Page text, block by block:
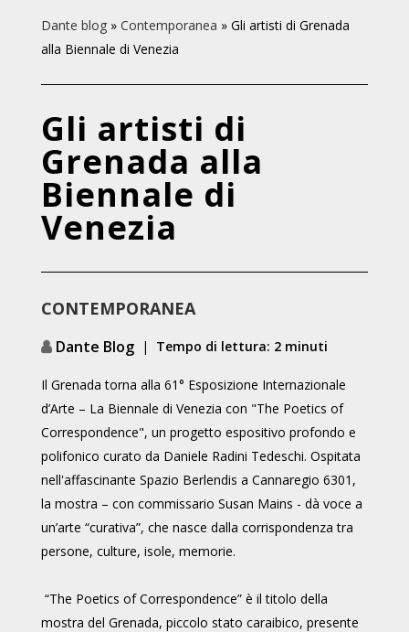
Dante blog» Contemporanea » Gli artisti di Grenada
alla Biennale di Venezia
Gli artisti di
Grenada alla
Biennale di
Venezia
CONTEMPORANEA
Dante Blog | Tempo di lettura: 2 minuti
Il Grenada torna alla 61° Esposizione Internazionale
d’Arte – La Biennale di Venezia con "The Poetics of
Correspondence", un progetto espositivo profondo e
polifonico curato da Daniele Radini Tedeschi. Ospitata
nell'affascinante Spazio Berlendis a Cannaregio 6301,
la mostra – con commissario Susan Mains - dà voce a
un’arte “curativa”, che nasce dalla corrispondenza tra
persone, culture, isole, memorie.
“The Poetics of Correspondence” è il titolo della
mostra del Grenada, piccolo stato caraibico, presente